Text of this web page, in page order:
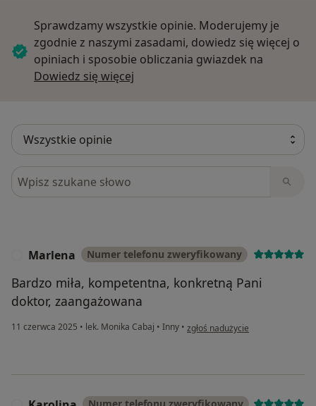
Sprawdzamy wszystkie opinie. Moderujemy je
zgodnie z naszymi zasadami, dowiedz się więcej o
opiniach i sposobie obliczania gwiazdek na
Dowiedz się więcej
Szukaj w opiniach
Marlena Numer telefonu zweryfikowany
Bardzo miła, kompetentna, konkretną Pani
doktor, zaangażowana
11 czerwca 2025 • lek. Monika Cabaj • Inny • w opinii użytkownika Marlena
zgłoś nadużycie